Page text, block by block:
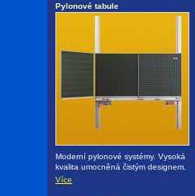
Pylonové tabule
Moderní pylonové systémy. Vysoká
kvalita umocněná čistým designem.
Více